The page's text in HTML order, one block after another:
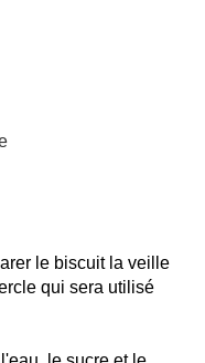
le biscuit la veille
qui sera utilisé